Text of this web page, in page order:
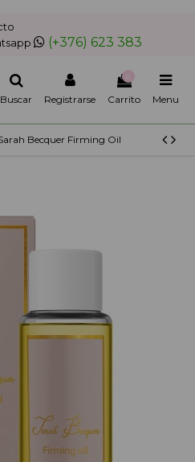
(+376) 623 383
Buscar Registrarse Carrito Menu
Becquer Firming Oil